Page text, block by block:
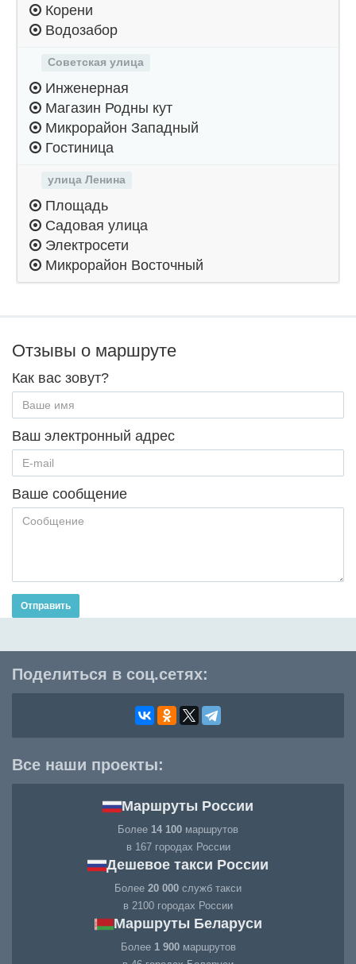
Корени
Водозабор
Советская улица
Инженерная
Магазин Родны кут
Микрорайон Западный
Гостиница
улица Ленина
Площадь
Садовая улица
Электросети
Микрорайон Восточный
Отзывы о маршруте
Как вас зовут?
Ваш электронный адрес
Ваше сообщение
Отправить
Поделиться в соц.сетях:
Все наши проекты:
Маршруты России
Более 14 100 маршрутов
в 167 городах России
Дешевое такси России
Более 20 000 служб такси
в 2100 городах России
Маршруты Беларуси
Более 1 900маршрутов